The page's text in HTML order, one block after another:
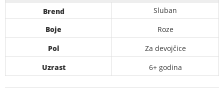
Brend
Sluban
Boje
Roze
Pol
Za devojčice
Uzrast
6+ godina